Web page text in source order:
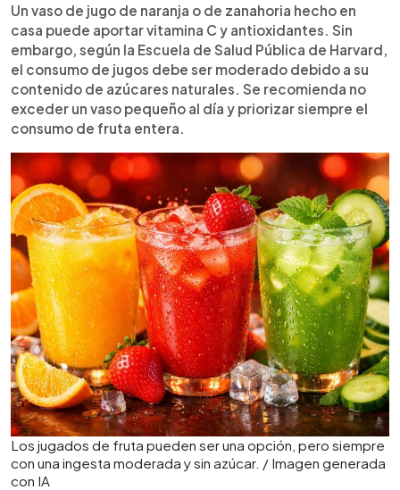
Un vaso de jugo de naranja o de zanahoria hecho en
casa puede aportar vitamina C y antioxidantes. Sin
embargo, según la Escuela de Salud Pública de Harvard,
el consumo de jugos debe ser moderado debido a su
contenido de azúcares naturales. Se recomienda no
exceder un vaso pequeño al día y priorizar siempre el
consumo de fruta entera.
Los jugados de fruta pueden ser una opción, pero siempre
con una ingesta moderada y sin azúcar. / Imagen generada
con IA